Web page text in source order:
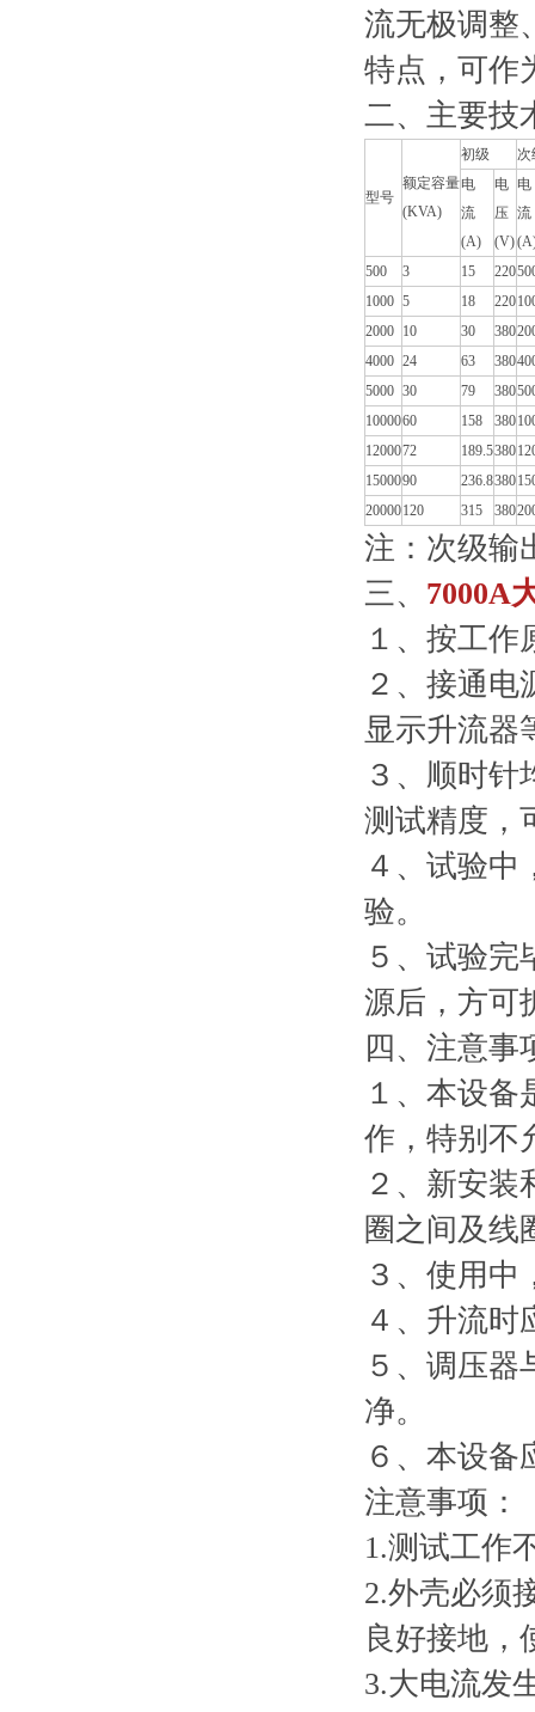
流无极调整
特点，可作
二、主要技
型号
额定容量
(KVA)
初级
次
电
流
(A)
电
压
(V)
电
流
500
3 15 220
1000 5 18 220
2000 10 30 380
4000 24 63 380
5000 30 79 380
1000060 158 380
1200072 189.5380
1500090 236.8380
20000120 315 380
注：次级输
三、 7000A
１、按工
２、接通
显示升流器
３、顺时
测试精度，
４、试验
验。
５、试验
源后，方可
四、注意事
１、本设
作，特别不
２、新安
圈之间及线
３、使用中
４、升流时
５、调压
净。
６、本设备
注意事项：
1.测试工作
2.外壳必须
良好接地，
3.大电流发